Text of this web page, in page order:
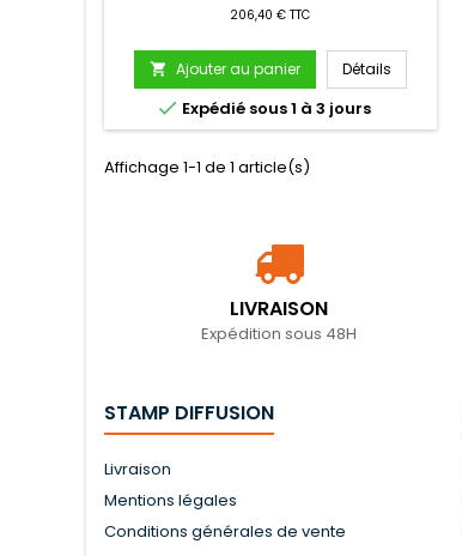
206,40 € TTC
 Ajouter au panier Détails
 Expédié sous 1 à 3 jours
Affichage 1-1 de 1 article(s)
LIVRAISON
Expédition sous 48H
STAMP DIFFUSION
Livraison
Mentions légales
Conditions générales de vente